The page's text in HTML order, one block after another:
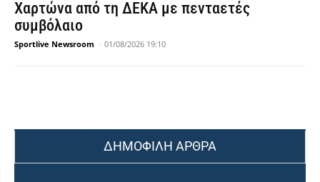
Χαρτώνα από τη ΔΕΚΑ με πενταετές
συμβόλαιο
Sportlive Newsroom - 01/08/2026 19:10
ΔΗΜΟΦΙΛΗ ΑΡΘΡΑ